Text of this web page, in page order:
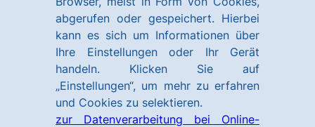
abgerufen oder gespeichert. Hierbei
kann es sich um Informationen über
Ihre Einstellungen oder Ihr Gerät
handeln. Klicken Sie auf
„Einstellungen“, um mehr zu erfahren
und Cookies zu selektieren.
zur Datenverarbeitung bei Online-